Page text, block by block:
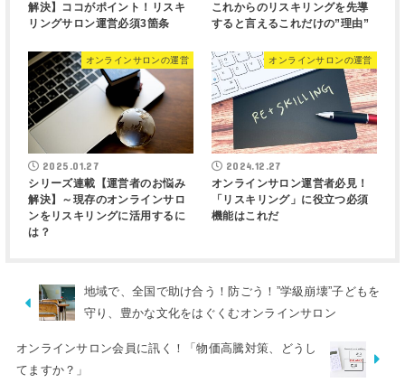
解決】ココがポイント！リスキ
リングサロン運営必須3箇条
これからのリスキリングを先導
すると言えるこれだけの”理由”
オンラインサロンの運営
2025.01.27
シリーズ連載【運営者のお悩み
解決】～現存のオンラインサロ
ンをリスキリングに活用するに
は？
オンラインサロンの運営
2024.12.27
オンラインサロン運営者必見！
「リスキリング」に役立つ必須
機能はこれだ
地域で、全国で助け合う！防ごう！”学級崩壊”子どもを
守り、豊かな文化をはぐくむオンラインサロン
オンラインサロン会員に訊く！「物価高騰対策、どうし
てますか？」